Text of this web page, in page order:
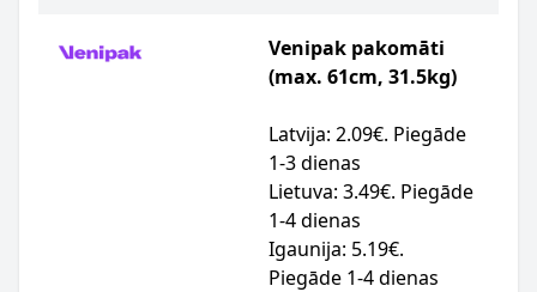
Venipak pakomāti
(max. 61cm, 31.5kg)
Latvija: 2.09€. Piegāde
1-3 dienas
Lietuva: 3.49€. Piegāde
1-4 dienas
Igaunija: 5.19€.
Piegāde 1-4 dienas